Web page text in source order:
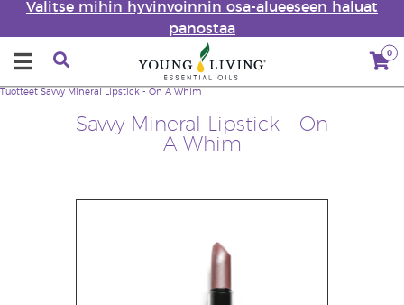
Valitse mihin hyvinvoinnin osa-alueeseen haluat
panostaa
0
Savvy Mineral Lipstick - On
A Whim
Tuotteet Savvy Mineral Lipstick - On A Whim